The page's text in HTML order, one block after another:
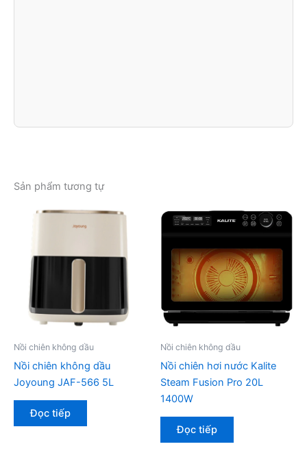
Sản phẩm tương tự
Nồi chiên không dầu
Nồi chiên không dầu
Joyoung JAF-566 5L
Đọc tiếp
Nồi chiên không dầu
Nồi chiên hơi nước Kalite
Steam Fusion Pro 20L
1400W
Đọc tiếp